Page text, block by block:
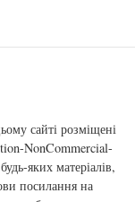
сайті розміщені
NonCommercial-
яких матеріалів,
посилання на